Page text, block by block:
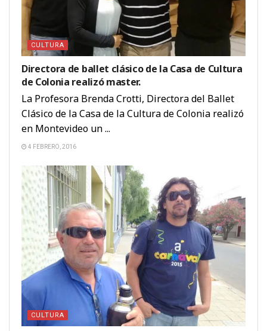
CULTURA
Directora de ballet clásico de la Casa de Cultura
de Colonia realizó master.
La Profesora Brenda Crotti, Directora del Ballet
Clásico de la Casa de la Cultura de Colonia realizó
en Montevideo un ...
4 FEBRERO, 2016
CULTURA